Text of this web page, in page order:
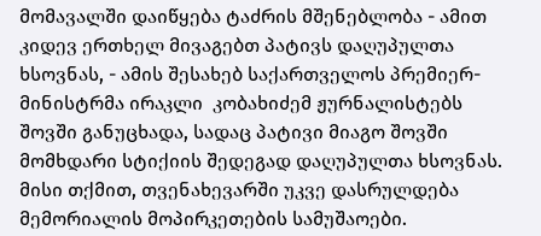
მომავალში დაიწყება ტაძრის მშენებლობა - ამით
კიდევ ერთხელ მივაგებთ პატივს დაღუპულთა
ხსოვნას, - ამის შესახებ საქართველოს პრემიერ-
მინისტრმა ირაკლი კობახიძემ ჟურნალისტებს
შოვში განუცხადა, სადაც პატივი მიაგო შოვში
მომხდარი სტიქიის შედეგად დაღუპულთა ხსოვნას.
მისი თქმით, თვენახევარში უკვე დასრულდება
მემორიალის მოპირკეთების სამუშაოები.